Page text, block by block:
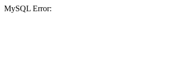
MySQL Error: